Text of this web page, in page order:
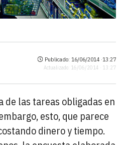
Publicado: 16/06/2014 ·13:27
Actualizado: 16/06/2014 · 13:27
de las tareas obligadas en
esto, que parece
dinero y tiempo.